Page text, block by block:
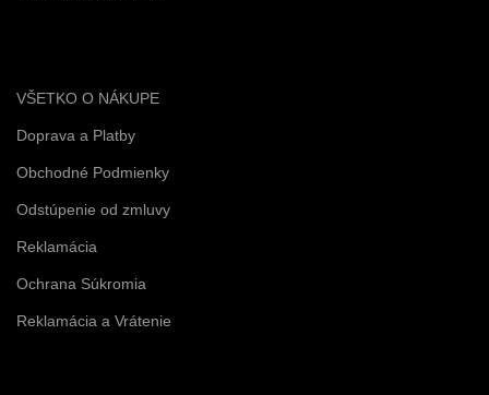
VŠETKO O NÁKUPE
Doprava a Platby
Obchodné Podmienky
Odstúpenie od zmluvy
Reklamácia
Ochrana Súkromia
Reklamácia a Vrátenie